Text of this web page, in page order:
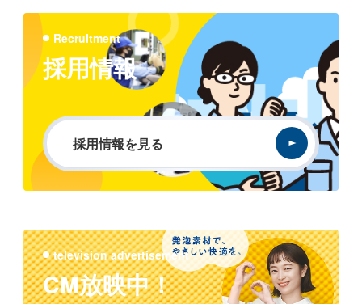
Recruitment
採用情報
採用情報を見る
television advertisement
CM放映中！